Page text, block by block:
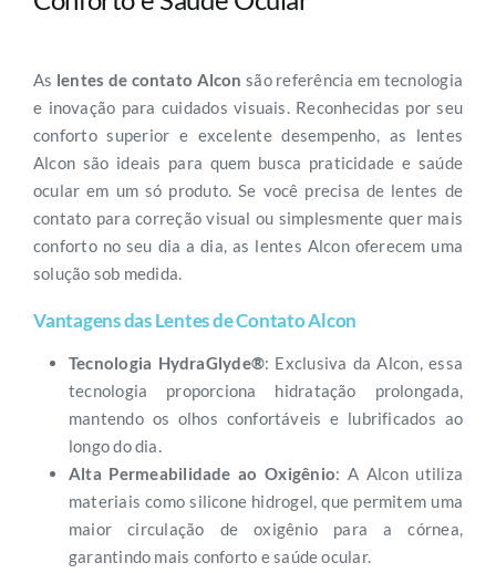
As lentes de contato Alcon são referência em tecnologia
e inovação para cuidados visuais. Reconhecidas por seu
conforto superior e excelente desempenho, as lentes
Alcon são ideais para quem busca praticidade e saúde
ocular em um só produto. Se você precisa de lentes de
contato para correção visual ou simplesmente quer mais
conforto no seu dia a dia, as lentes Alcon oferecem uma
solução sob medida.
Vantagens das Lentes de Contato Alcon
Tecnologia HydraGlyde®: Exclusiva da Alcon, essa
tecnologia proporciona hidratação prolongada,
mantendo os olhos confortáveis e lubrificados ao
longo do dia.
Alta Permeabilidade ao Oxigênio: A Alcon utiliza
materiais como silicone hidrogel, que permitem uma
maior circulação de oxigênio para a córnea,
garantindo mais conforto e saúde ocular.